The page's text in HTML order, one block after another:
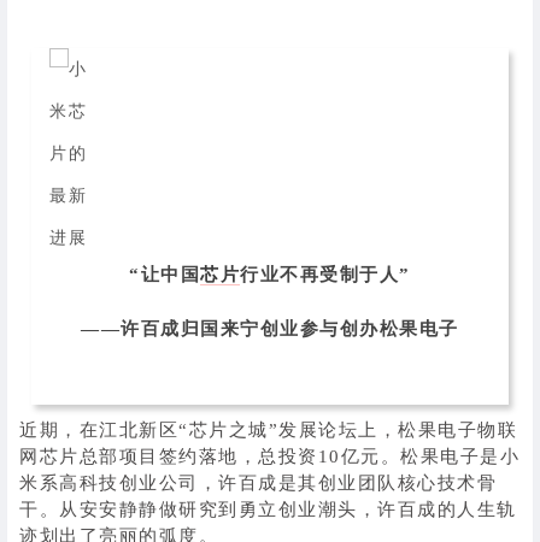
“让中国芯片行业不再受制于人”
——许百成归国来宁创业参与创办松果电子
近期，在江北新区“芯片之城”发展论坛上，松果电子物联
网芯片总部项目签约落地，总投资10亿元。松果电子是小
米系高科技创业公司，许百成是其创业团队核心技术骨
干。从安安静静做研究到勇立创业潮头，许百成的人生轨
迹划出了亮丽的弧度。